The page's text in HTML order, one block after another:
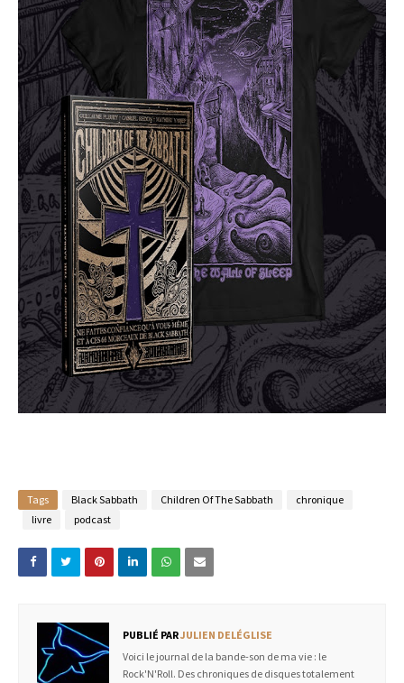
Tags Black Sabbath Children Of The Sabbath
chronique
livre
podcast
PUBLIÉ PARJULIEN DELÉGLISE
Voici le journal de la bande-son de ma vie : le
Rock'N'Roll. Des chroniques de disques totalement